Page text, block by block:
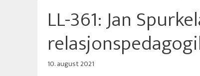
LL-361: Jan
10. august 2021